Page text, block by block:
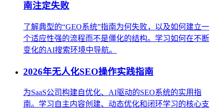
南注定失败
了解典型的“GEO系统”指南为何失败，以及如何建立一
个适应性强的流程而不是僵化的结构。学习如何在不断
变化的AI搜索环境中导航。
2026年无人化SEO操作实践指南
为SaaS公司构建自优化、AI驱动的SEO系统的实用指
南。学习自主内容创建、动态优化和闭环学习的核心支